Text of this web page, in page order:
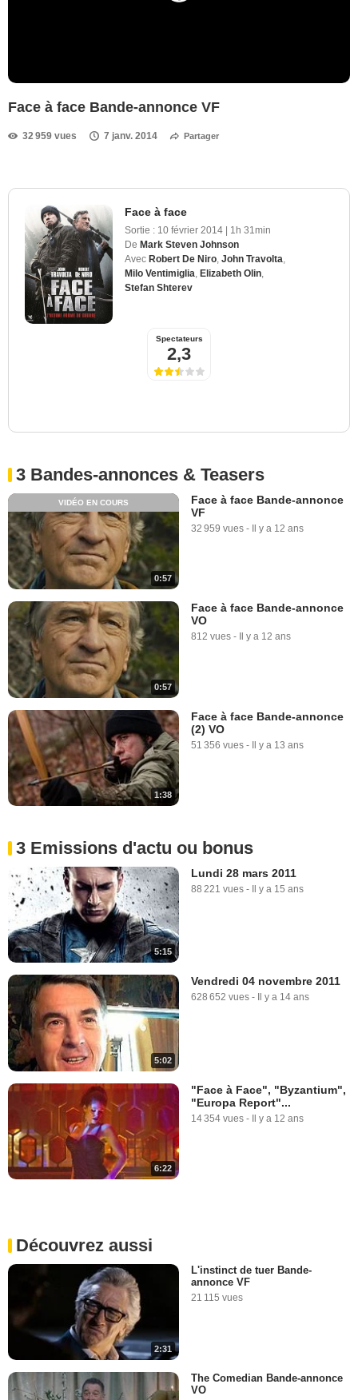
Face à face Bande-annonce VF
32 959 vues 7 janv. 2014 Partager
Face à face
Sortie : 10 février 2014 | 1h 31min
De Mark Steven Johnson
Avec Robert De Niro John Travolta
Milo Ventimiglia Elizabeth Olin
Stefan Shterev
Spectateurs
2,3
3 Bandes-annonces & Teasers
0:57
VIDÉO EN COURS
Face à face Bande-annonce
VF
32 959 vues - Il y a 12 ans
0:57
Face à face Bande-annonce
VO
812 vues - Il y a 12 ans
1:38
Face à face Bande-annonce
(2) VO
51 356 vues - Il y a 13 ans
3 Emissions d'actu ou bonus
5:15
Lundi 28 mars 2011
88 221 vues - Il y a 15 ans
5:02
Vendredi 04 novembre 2011
628 652 vues - Il y a 14 ans
6:22
"Face à Face", "Byzantium",
"Europa Report"...
14 354 vues - Il y a 12 ans
Découvrez aussi
2:31
L'instinct de tuer Bande-
annonce VF
21 115 vues
The Comedian Bande-annonce
VO